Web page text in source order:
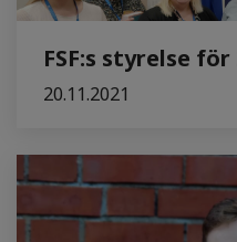
FSF:s styrelse
20.11.2021